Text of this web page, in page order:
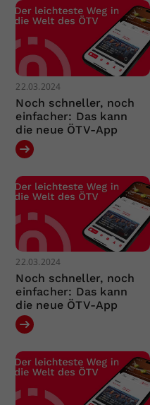
22.03.2024
Noch schneller, noch
einfacher: Das kann
die neue ÖTV-App
22.03.2024
Noch schneller, noch
einfacher: Das kann
die neue ÖTV-App